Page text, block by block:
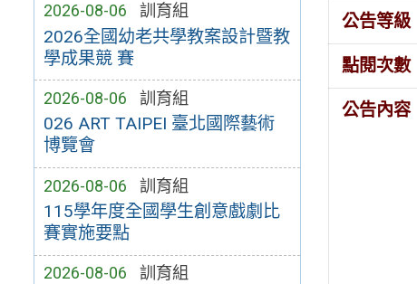
2026-08-06 訓育組
2026全國幼老共學教案設計暨教
學成果競 賽
2026-08-06 訓育組
026 ART TAIPEI 臺北國際藝術
博覽會
2026-08-06 訓育組
115學年度全國學生創意戲劇比
賽實施要點
2026-08-06 訓育組
公告等級
點閱次數
公告內容